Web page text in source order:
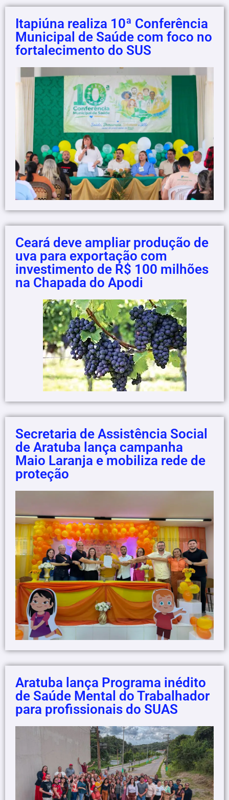
Itapiúna realiza 10ª Conferência
Municipal de Saúde com foco no
fortalecimento do SUS
Ceará deve ampliar produção de
uva para exportação com
investimento de R$ 100 milhões
na Chapada do Apodi
Secretaria de Assistência Social
de Aratuba lança campanha
Maio Laranja e mobiliza rede de
proteção
Aratuba lança Programa inédito
de Saúde Mental do Trabalhador
para profissionais do SUAS